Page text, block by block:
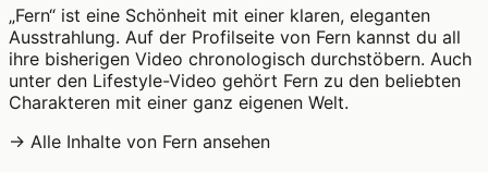
„Fern“ ist eine Schönheit mit einer klaren, eleganten
Ausstrahlung. Auf der Profilseite von Fern kannst du all
ihre bisherigen Video chronologisch durchstöbern. Auch
unter den Lifestyle-Video gehört Fern zu den beliebten
Charakteren mit einer ganz eigenen Welt.
→ Alle Inhalte von Fern ansehen